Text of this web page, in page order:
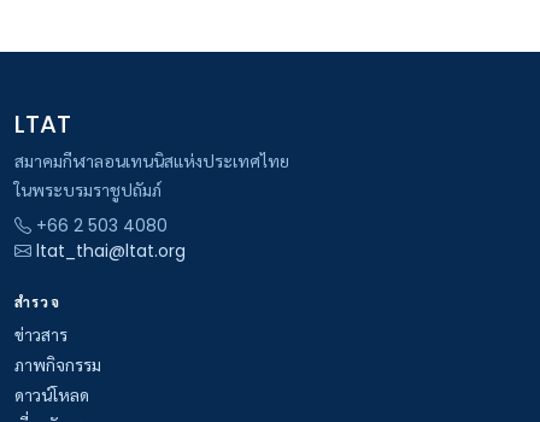
LTAT
สมาคมกีฬาลอนเทนนิสแห่งประเทศไทย
ในพระบรมราชูปถัมภ์
+66 2 503 4080
ltat_thai@ltat.org
สำรวจ
ข่าวสาร
ภาพกิจกรรม
ดาวน์โหลด